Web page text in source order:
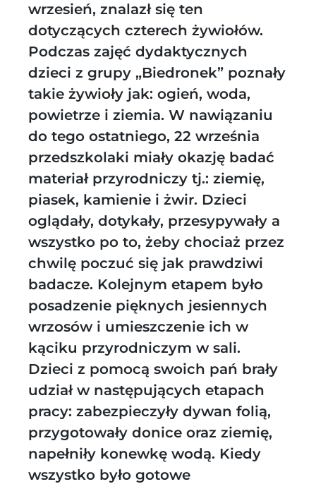
wrzesień, znalazł się ten
dotyczących czterech żywiołów.
Podczas zajęć dydaktycznych
dzieci z grupy „Biedronek” poznały
takie żywioły jak: ogień, woda,
powietrze i ziemia. W nawiązaniu
do tego ostatniego, 22 września
przedszkolaki miały okazję badać
materiał przyrodniczy tj.: ziemię,
piasek, kamienie i żwir. Dzieci
oglądały, dotykały, przesypywały a
wszystko po to, żeby chociaż przez
chwilę poczuć się jak prawdziwi
badacze. Kolejnym etapem było
posadzenie pięknych jesiennych
wrzosów i umieszczenie ich w
kąciku przyrodniczym w sali.
Dzieci z pomocą swoich pań brały
udział w następujących etapach
pracy: zabezpieczyły dywan folią,
przygotowały donice oraz ziemię,
napełniły konewkę wodą. Kiedy
wszystko było gotowe